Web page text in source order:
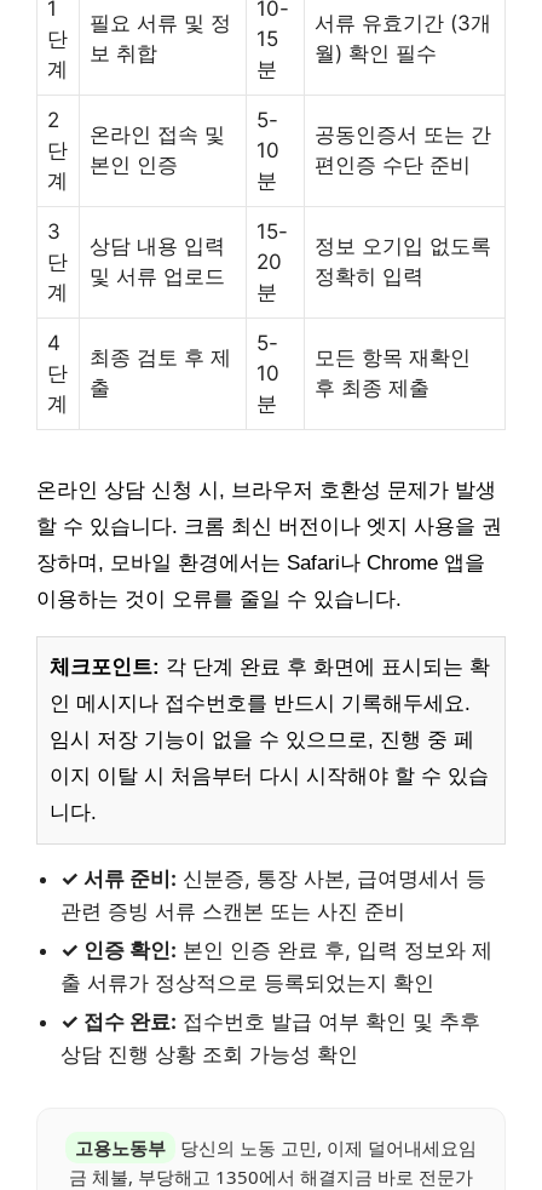
1
단
계
필요 서류 및 정
보 취합
10-
15
분
서류 유효기간 (3개
월) 확인 필수
2
단
계
온라인 접속 및
본인 인증
5-
10
분
공동인증서 또는 간
편인증 수단 준비
3
단
계
상담 내용 입력
및 서류 업로드
15-
20
분
정보 오기입 없도록
정확히 입력
4
단
계
최종 검토 후 제
출
5-
10
분
모든 항목 재확인
후 최종 제출
온라인 상담 신청 시, 브라우저 호환성 문제가 발생
할 수 있습니다. 크롬 최신 버전이나 엣지 사용을 권
장하며, 모바일 환경에서는 Safari나 Chrome 앱을
이용하는 것이 오류를 줄일 수 있습니다.
체크포인트: 각 단계 완료 후 화면에 표시되는 확
인 메시지나 접수번호를 반드시 기록해두세요.
임시 저장 기능이 없을 수 있으므로, 진행 중 페
이지 이탈 시 처음부터 다시 시작해야 할 수 있습
니다.
✓ 서류 준비: 신분증, 통장 사본, 급여명세서 등
관련 증빙 서류 스캔본 또는 사진 준비
✓ 인증 확인: 본인 인증 완료 후, 입력 정보와 제
출 서류가 정상적으로 등록되었는지 확인
✓ 접수 완료: 접수번호 발급 여부 확인 및 추후
상담 진행 상황 조회 가능성 확인
고용노동부
당신의 노동 고민, 이제 덜어내세요임
금 체불, 부당해고 1350에서 해결지금 바로 전문가